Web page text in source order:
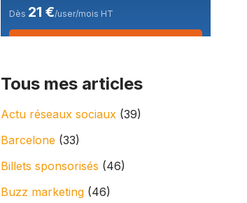
Dès 21 €/user/mois HT
Tous mes articles
Actu réseaux sociaux (39)
Barcelone (33)
Billets sponsorisés (46)
Buzz marketing (46)